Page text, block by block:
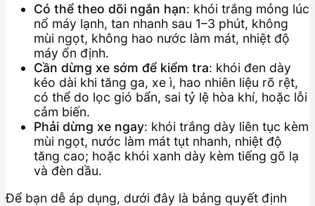
Có thể theo dõi ngắn hạn: khói trắng mỏng lúc
nổ máy lạnh, tan nhanh sau 1–3 phút, không
mùi ngọt, không hao nước làm mát, nhiệt độ
máy ổn định.
Cần dừng xe sớm để kiểm tra: khói đen dày
kéo dài khi tăng ga, xe ì, hao nhiên liệu rõ rệt,
có thể do lọc gió bẩn, sai tỷ lệ hòa khí, hoặc lỗi
cảm biến.
Phải dừng xe ngay: khói trắng dày liên tục kèm
mùi ngọt, nước làm mát tụt nhanh, nhiệt độ
tăng cao; hoặc khói xanh dày kèm tiếng gõ lạ
và đèn dầu.
Để bạn dễ áp dụng, dưới đây là bảng quyết định